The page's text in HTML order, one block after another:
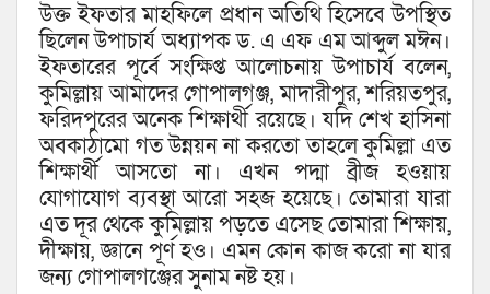
উক্ত ইফতার মাহফিলে প্রধান অতিথি হিসেবে উপস্থিত
ছিলেন উপাচার্য অধ্যাপক ড. এ এফ এম আব্দুল মঈন।
ইফতারের পূর্বে সংক্ষিপ্ত আলোচনায় উপাচার্য বলেন,
কুমিল্লায় আমাদের গোপালগঞ্জ, মাদারীপুর, শরিয়তপুর,
ফরিদপুরের অনেক শিক্ষার্থী রয়েছে। যদি শেখ হাসিনা
অবকাঠামো গত উন্নয়ন না করতো তাহলে কুমিল্লা এত
শিক্ষার্থী আসতো না। এখন পদ্মা ব্রীজ হওয়ায়
যোগাযোগ ব্যবস্থা আরো সহজ হয়েছে। তোমারা যারা
এত দূর থেকে কুমিল্লায় পড়তে এসেছ তোমারা শিক্ষায়,
দীক্ষায়, জ্ঞানে পূর্ণ হও। এমন কোন কাজ করো না যার
জন্য গোপালগঞ্জের সুনাম নষ্ট হয়।